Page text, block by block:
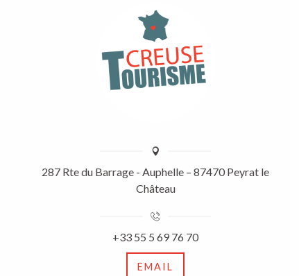
287 Rte du Barrage - Auphelle – 87470 Peyrat le
Château
+33 55 5 69 76 70
EMAIL